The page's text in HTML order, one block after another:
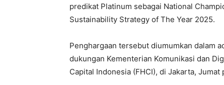
predikat Platinum sebagai National
Sustainability Strategy of The Year 2025.
Penghargaan tersebut diumumkan dalam
dukungan Kementerian Komunikasi dan
Capital Indonesia (FHCI), di Jakarta, Jumat